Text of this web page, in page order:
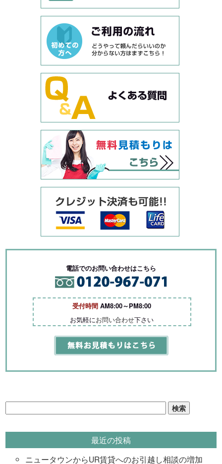
電話でのお問い合わせはこちら
受付時間 AM8:00～PM8:00
お気軽にお問い合わせ下さい
最近の投稿
ニュータウンからUR賃貸へのお引越し相談の増加